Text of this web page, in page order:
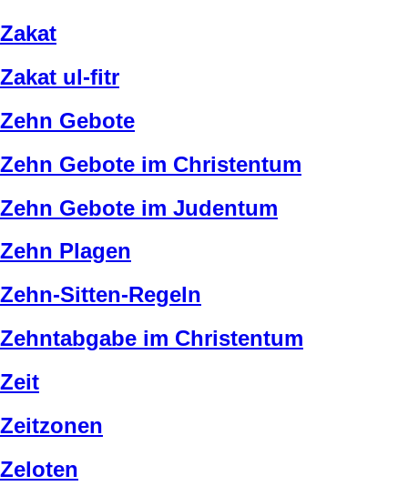
Zakat
Zakat ul-fitr
Zehn Gebote
Zehn Gebote im Christentum
Zehn Gebote im Judentum
Zehn Plagen
Zehn-Sitten-Regeln
Zehntabgabe im Christentum
Zeit
Zeitzonen
Zeloten